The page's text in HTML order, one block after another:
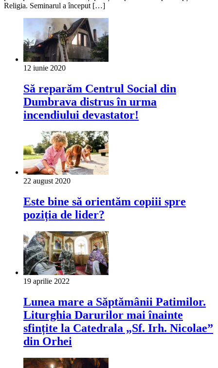
Religia. Seminarul a început […]
12 iunie 2020
Să reparăm Centrul Social din
Dumbrava distrus în urma
incendiului devastator!
22 august 2020
Este bine să orientăm copiii spre
poziția de lider?
19 aprilie 2022
Lunea mare a Săptămânii Patimilor.
Liturghia Darurilor mai înainte
sfințite la Catedrala „Sf. Irh. Nicolae”
din Orhei